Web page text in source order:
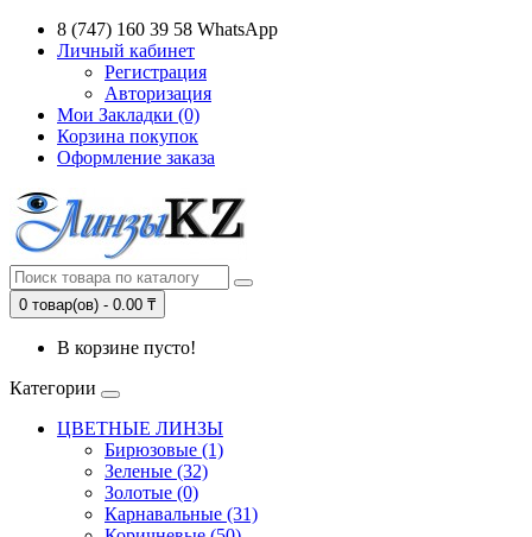
8 (747) 160 39 58 WhatsApp
Личный кабинет
Регистрация
Авторизация
Мои Закладки (0)
Корзина покупок
Оформление заказа
0 товар(ов) - 0.00 ₸
В корзине пусто!
Категории
ЦВЕТНЫЕ ЛИНЗЫ
Бирюзовые (1)
Зеленые (32)
Золотые (0)
Карнавальные (31)